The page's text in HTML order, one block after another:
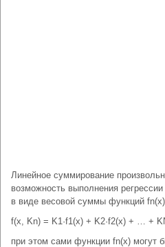
Линейное суммирование
возможность выполнения
в виде весовой суммы функций
f(x, Kn) = K1·f1(x) + K2·f2(x) + … +
при этом сами функции fn(x) могут